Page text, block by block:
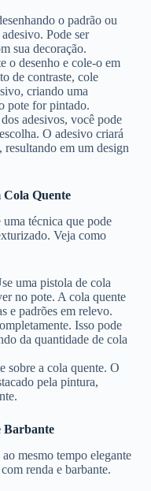
o padrão ou
Pode ser
sua decoração.
o desenho e cole-o em
de contraste, cole
criando uma
pote for pintado.
adesivos, você pode
O adesivo criará
em um design
Cola Quente
técnica que pode
Veja como
uma pistola de cola
no pote. A cola quente
e padrões em relevo.
Isso pode
da quantidade de cola
sobre a cola quente. O
pela pintura,
Barbante
mesmo tempo elegante
renda e barbante.